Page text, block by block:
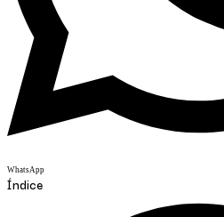
WhatsApp
Índice